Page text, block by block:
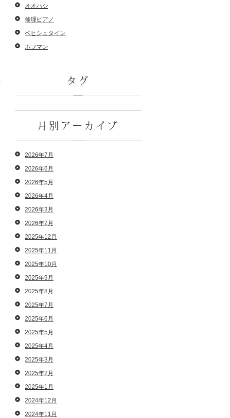
オオハシ
修理ピアノ
ベヒシュタイン
ホフマン
タグ
月別アーカイブ
2026年7月
2026年6月
2026年5月
2026年4月
2026年3月
2026年2月
2025年12月
2025年11月
2025年10月
2025年9月
2025年8月
2025年7月
2025年6月
2025年5月
2025年4月
2025年3月
2025年2月
2025年1月
2024年12月
2024年11月